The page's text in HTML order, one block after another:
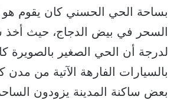
بساحة الحي الحسني كان يقوم هو
السحر في بيض الدجاج، حيث
لدرجة أن الحي الصغير بالصويرة
بالسيارات الفارهة الآتية من مدن
بعض ساكنة المدينة يزودون